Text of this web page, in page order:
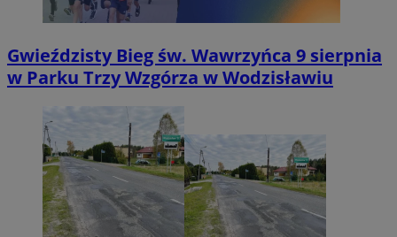
Gwieździsty Bieg św. Wawrzyńca 9 sierpnia
w Parku Trzy Wzgórza w Wodzisławiu